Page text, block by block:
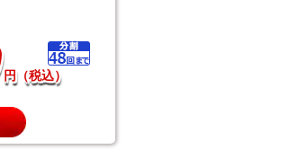
円（税込）